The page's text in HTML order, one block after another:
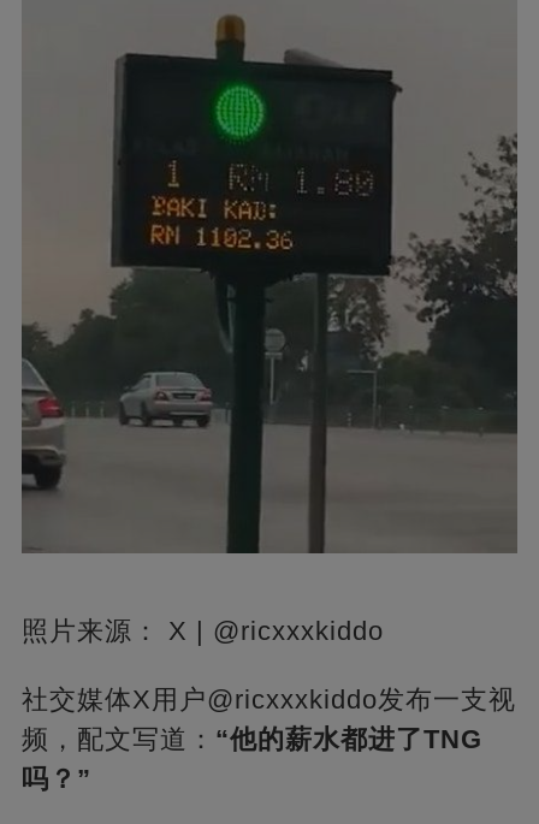
照片来源： X | @ricxxxkiddo
社交媒体X用户@ricxxxkiddo发布一支视
频，配文写道： “他的薪水都进了TNG
吗？”